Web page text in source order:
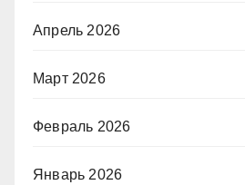
Апрель 2026
Март 2026
Февраль 2026
Январь 2026